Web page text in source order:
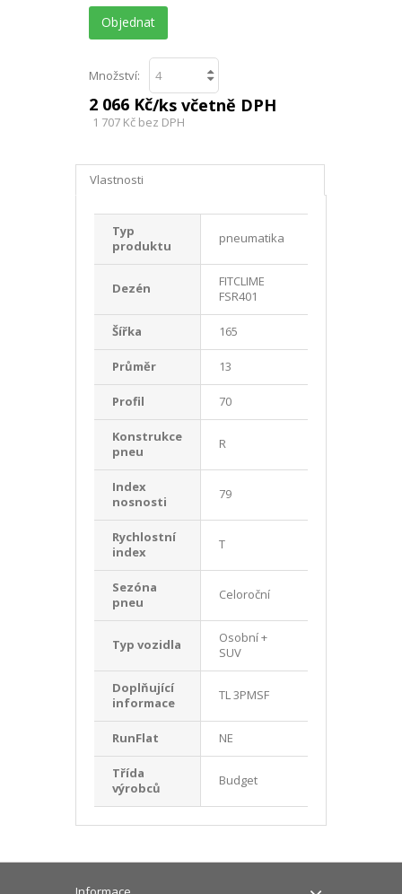
Objednat
Množství:
2 066 Kč/ks včetně DPH
1 707 Kč bez DPH
Vlastnosti
Typ
produktu
pneumatika
Dezén
FITCLIME
FSR401
Šířka 165
Průměr 13
Profil 70
Konstrukce
pneu
R
Index
nosnosti
79
Rychlostní
index
T
Sezóna
pneu
Celoroční
Typ vozidla
Osobní +
SUV
Doplňující
informace
TL 3PMSF
RunFlat NE
Třída
výrobců
Budget